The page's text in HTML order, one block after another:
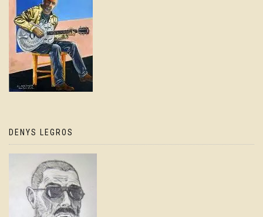
DENYS LEGROS